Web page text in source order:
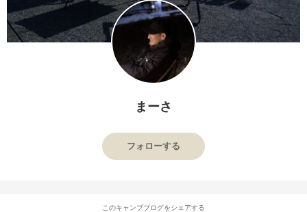
まーさ
フォローする
このキャンプブログをシェアする